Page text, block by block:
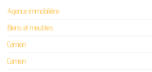
Agence immobilière
Biens et meubles
Camion
Camion